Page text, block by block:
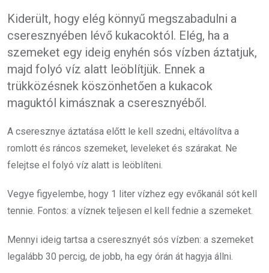
Kiderült, hogy elég könnyű megszabadulni a
cseresznyében lévő kukacoktól. Elég, ha a
szemeket egy ideig enyhén sós vízben áztatjuk,
majd folyó víz alatt leöblítjük. Ennek a
trükközésnek köszönhetően a kukacok
maguktól kimásznak a cseresznyéből.
A cseresznye áztatása előtt le kell szedni, eltávolítva a
romlott és ráncos szemeket, leveleket és szárakat. Ne
felejtse el folyó víz alatt is leöblíteni.
Vegye figyelembe, hogy 1 liter vízhez egy evőkanál sót kell
tennie. Fontos: a víznek teljesen el kell fednie a szemeket.
Mennyi ideig tartsa a cseresznyét sós vízben: a szemeket
legalább 30 percig, de jobb, ha egy órán át hagyja állni.